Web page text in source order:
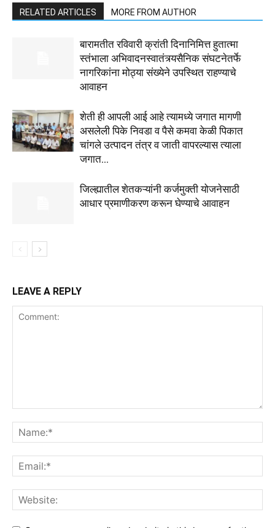
RELATED ARTICLES MORE FROM AUTHOR
बारामतीत रविवारी क्रांती दिनानिमित्त हुतात्मा
स्तंभाला अभिवादनस्वातंत्र्यसैनिक संघटनेतर्फे
नागरिकांना मोठ्या संख्येने उपस्थित राहण्याचे
आवाहन
शेती ही आपली आई आहे त्यामध्ये जगात मागणी
असलेली पिके निवडा व पैसे कमवा केळी पिकात
चांगले उत्पादन तंत्र व जाती वापरल्यास त्याला
जगात...
जिल्ह्यातील शेतकऱ्यांनी कर्जमुक्ती योजनेसाठी
आधार प्रमाणीकरण करून घेण्याचे आवाहन
LEAVE A REPLY